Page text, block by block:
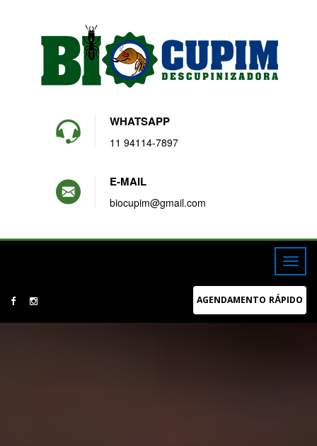
WHATSAPP
11 94114-7897
E-MAIL
biocupim@gmail.com
AGENDAMENTO RÁPIDO